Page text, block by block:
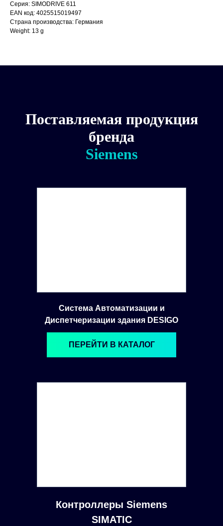
Серия: SIMODRIVE 611
EAN код: 4025515019497
Страна производства: Германия
Weight: 13 g
Поставляемая продукция
бренда
Siemens
Система Автоматизации и
Диспетчеризации здания DESIGO
Контроллеры Siemens
SIMATIC
ПЕРЕЙТИ В КАТАЛОГ